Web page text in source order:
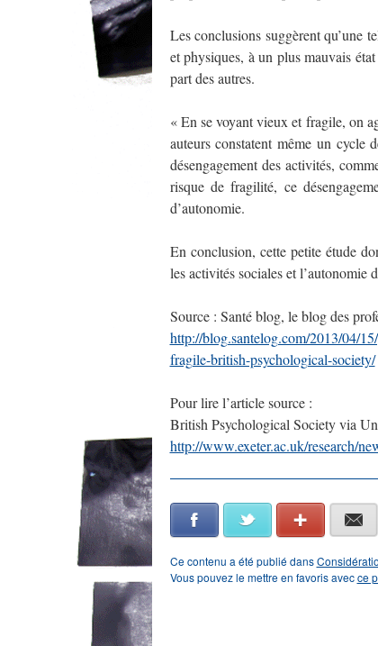
Les conclusions suggèrent qu’une
et physiques, à un plus mauvais
part des autres.
« En se voyant vieux et fragile, on
auteurs constatent même un cycle
désengagement des activités,
risque de fragilité, ce
d’autonomie.
En conclusion, cette petite étude
les activités sociales et l’autonomie
Source : Santé blog, le blog des
http://blog.santelog.com/2013/04/
fragile-british-psychological-society/
Pour lire l’article source :
British Psychological Society via
http://www.exeter.ac.uk/research/
Facebook Twitter Google+
Ce contenu a été publié dans
Vous pouvez le mettre en favoris avecce